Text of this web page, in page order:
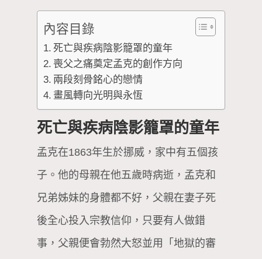
內容目錄
死亡與疾病陰影籠罩的童年
喪父之痛奠定孟克的創作方向
兩段刻骨銘心的戀情
畫風轉向光明與永恆
死亡與疾病陰影籠罩的童年
孟克在1863年生於挪威，家中有五個孩
子。他的母親在他五歲時病逝，孟克和
兄弟姊妹的身體都不好，父親在妻子死
後全心投入宗教信仰，只要有人做錯
事，父親便會勃然大怒並用「地獄的審